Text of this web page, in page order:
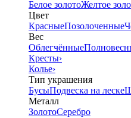
Белое золотоЖелтое
Цвет
КрасныеПозолоченные
Вес
Облегчённые
Кресты›
Колье›
Тип украшения
БусыПодвеска на леске
Металл
ЗолотоСеребро